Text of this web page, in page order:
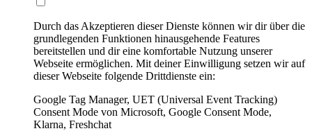
Durch das Akzeptieren dieser Dienste können wir dir über die
grundlegenden Funktionen hinausgehende Features
bereitstellen und dir eine komfortable Nutzung unserer
Webseite ermöglichen. Mit deiner Einwilligung setzen wir auf
dieser Webseite folgende Drittdienste ein:
Google Tag Manager, UET (Universal Event Tracking)
Consent Mode von Microsoft, Google Consent Mode,
Klarna, Freshchat